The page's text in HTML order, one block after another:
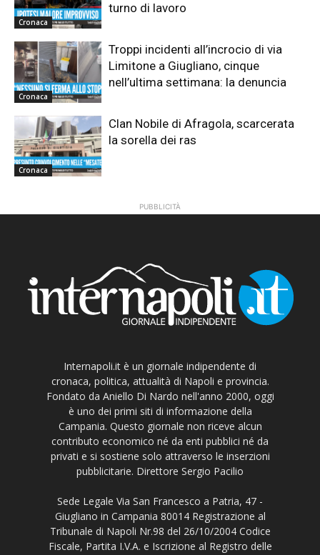
Cronaca
turno di lavoro
Cronaca
Troppi incidenti all’incrocio di via
Limitone a Giugliano, cinque
nell’ultima settimana: la denuncia
Cronaca
Clan Nobile di Afragola, scarcerata
la sorella dei ras
PUBBLICITÀ
Internapoli.it è un giornale indipendente di
cronaca, politica, attualità di Napoli e provincia.
Fondato da Aniello Di Nardo nell'anno 2000, oggi
è uno dei primi siti di informazione della
Campania. Questo giornale non riceve alcun
contributo economico né da enti pubblici né da
privati e si sostiene solo attraverso le inserzioni
pubblicitarie. Direttore Sergio Pacilio
Sede Legale Via San Francesco a Patria, 47 -
Giugliano in Campania 80014 Registrazione al
Tribunale di Napoli Nr.98 del 26/10/2004 Codice
Fiscale, Partita I.V.A. e Iscrizione al Registro delle